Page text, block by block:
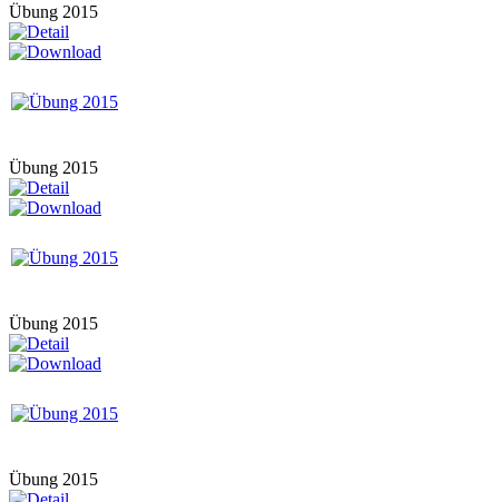
Übung 2015
Übung 2015
Übung 2015
Übung 2015